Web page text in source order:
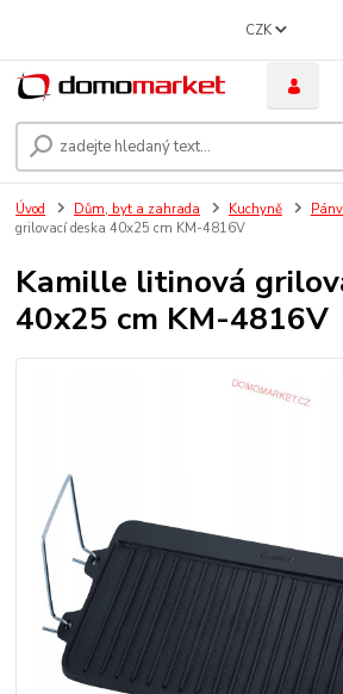
CZK
Úvod Dům, byt a zahrada Kuchyně
grilovací deska 40x25 cm KM-4816V
Kamille litinová
40x25 cm KM-4816V